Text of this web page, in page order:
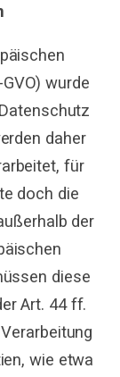
wurde
daher
für
doch die
der
diese
Art. 44 ff.
wie etwa